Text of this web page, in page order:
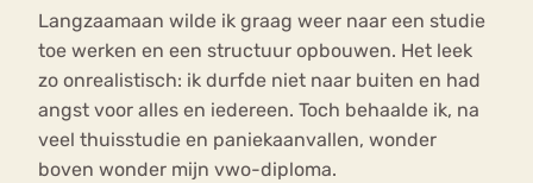
Langzaamaan wilde ik graag weer naar een studie
toe werken en een structuur opbouwen. Het leek
zo onrealistisch: ik durfde niet naar buiten en had
angst voor alles en iedereen. Toch behaalde ik, na
veel thuisstudie en paniekaanvallen, wonder
boven wonder mijn vwo-diploma.